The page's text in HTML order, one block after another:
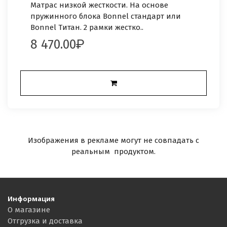
Матрас низкой жесткости. На основе
пружинного блока Bonnel стандарт или
Bonnel Титан. 2 рамки жестко..
8 470.00
Изображения в рекламе могут не совпадать с
реальным продуктом.
Информация
О магазине
Отгрузка и доставка